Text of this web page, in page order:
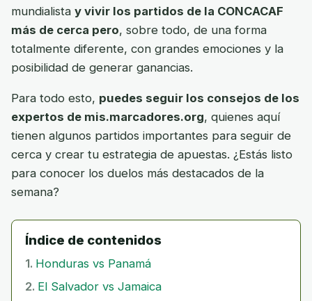
mundialista y vivir los partidos de la CONCACAF
más de cerca pero, sobre todo, de una forma
totalmente diferente, con grandes emociones y la
posibilidad de generar ganancias.
Para todo esto, puedes seguir los consejos de los
expertos de mis.marcadores.org, quienes aquí
tienen algunos partidos importantes para seguir de
cerca y crear tu estrategia de apuestas. ¿Estás listo
para conocer los duelos más destacados de la
semana?
Índice de contenidos
Honduras vs Panamá
El Salvador vs Jamaica